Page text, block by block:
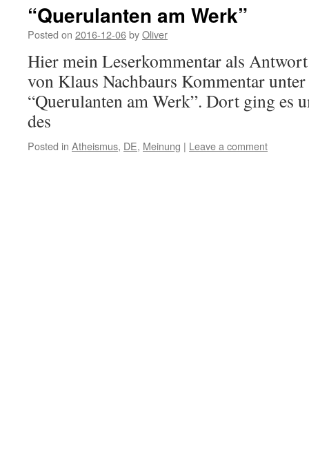
“Querulanten am Werk”
Posted on 2016-12-06byOliver
Hier mein Leserkommentar als
von Klaus Nachbaurs Kommentar
“Querulanten am Werk”. Dort ging es
des
Posted in Atheismus, DE, Meinung | Leave a comment